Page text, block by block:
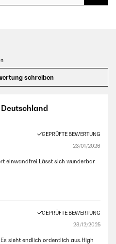
schreiben
GEPRÜFTE BEWERTUNG
23/01/2026
einwandfrei.Lässt sich wunderbar
GEPRÜFTE BEWERTUNG
28/12/2025
sieht endlich ordentlich aus.High